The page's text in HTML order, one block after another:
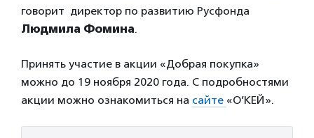
говорит директор по развитию Русфонда
Людмила Фомина.
Принять участие в акции «Добрая покупка»
можно до 19 ноября 2020 года. С подробностями
акции можно ознакомиться на сайте «О’КЕЙ».